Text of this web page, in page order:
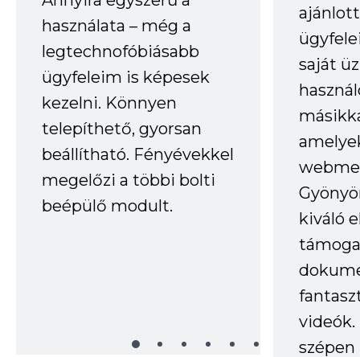
használata – még a
legtechnofóbiásabb
ügyfeleim is képesek
kezelni. Könnyen
telepíthető, gyorsan
beállítható. Fényévekkel
megelőzi a többi bolti
beépülő modult.
saját
kiváló
videók.